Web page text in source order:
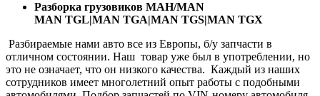
Разборка грузовиков МАН/MAN
MAN TGL|MAN TGA|MAN TGS|MAN TGX
Разбираемые нами авто все из Европы, б/у запчасти в
отличном состоянии. Наш товар уже был в употреблении, но
это не означает, что он низкого качества. Каждый из наших
сотрудников имеет многолетний опыт работы с подобными